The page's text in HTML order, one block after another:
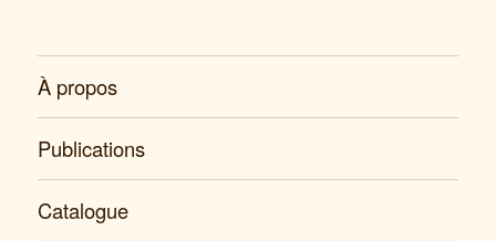
À propos
Publications
Catalogue